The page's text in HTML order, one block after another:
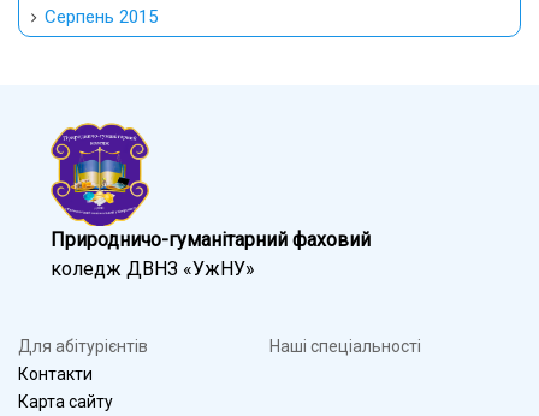
Серпень 2015
Природничо-гуманітарний фаховий
коледж ДВНЗ «УжНУ»
Для абітурієнтів
Контакти
Карта сайту
Наші спеціальності